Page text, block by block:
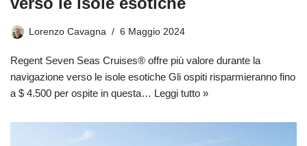
Lorenzo Cavagna 6 Maggio 2024
Regent Seven Seas Cruises® offre più valore durante la
navigazione verso le isole esotiche Gli ospiti risparmieranno fino
a $ 4.500 per ospite in questa… Leggi tutto »